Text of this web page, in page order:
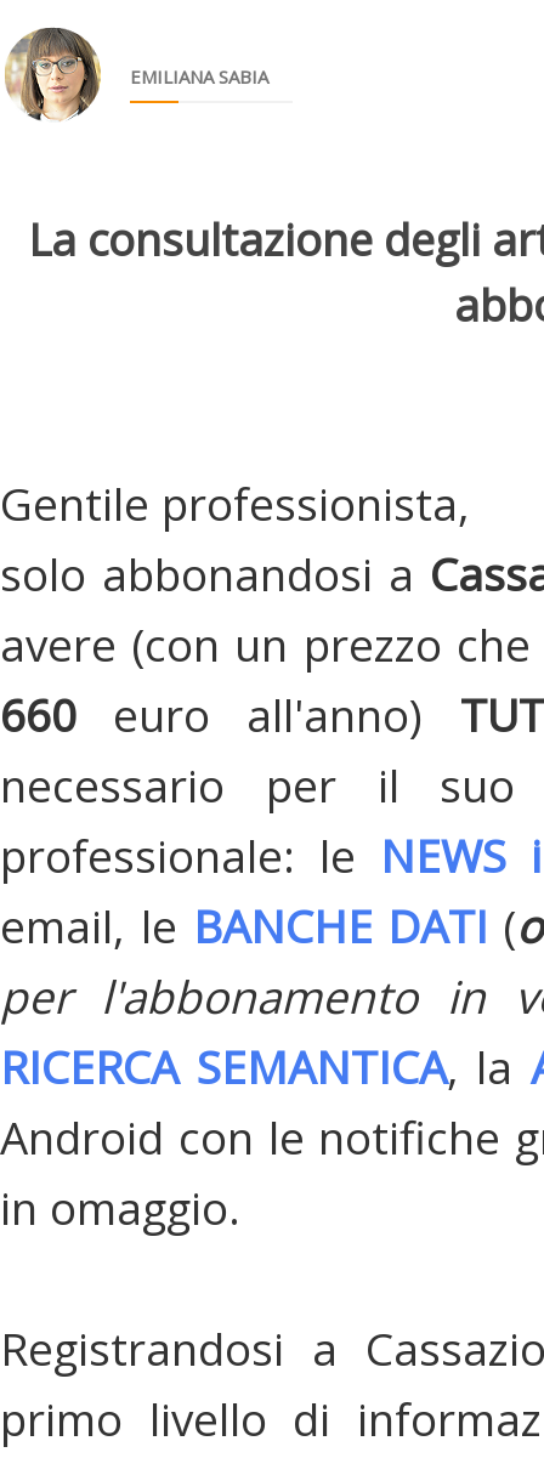
EMILIANA SABIA
La consultazione degli
Gentile professionista,
solo abbonandosi a
avere (con un prezzo
660 euro all'anno)
necessario per il suo
professionale: le
email, le BANCHE DATI (
per l'abbonamento in
RICERCA SEMANTICA, la
Android con le notifiche
in omaggio.
Registrandosi a
primo livello di